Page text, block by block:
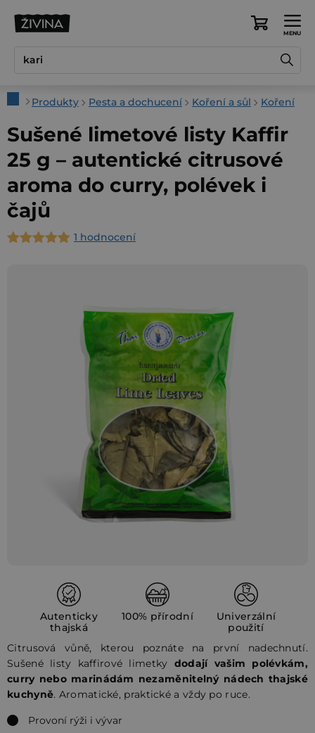
Nákupní
DomůProdukty Pesta a dochucení Koření a sůl Koření
Autenticky
thajská
100% přírodní
Univerzální
použití
Citrusová vůně, kterou poznáte na první nadechnutí.
Sušené listy kaffirové limetky dodají vašim polévkám,
curry nebo marinádám nezaměnitelný nádech thajské
kuchyně. Aromatické, praktické a vždy po ruce.
Provoní rýži i vývar
Sušené limetové listy Kaffir
25 g – autentické citrusové
aroma do curry, polévek i
čajů
Průměrné
1 hodnocení